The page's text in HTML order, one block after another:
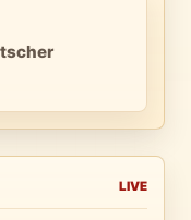
LIVE